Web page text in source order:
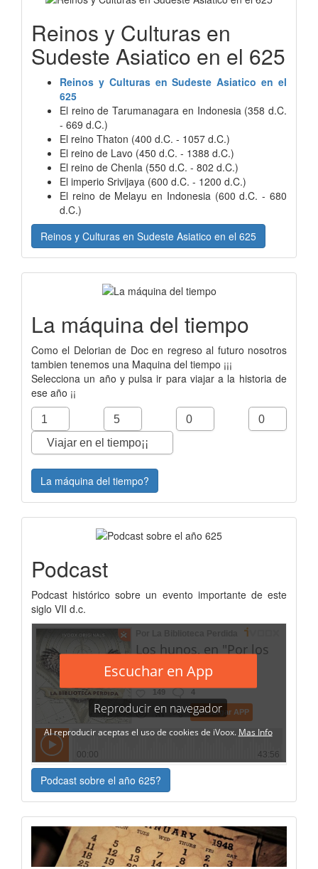
Reinos y Culturas en
Sudeste Asiatico en el 625
Reinos y Culturas en Sudeste Asiatico en el
625
El reino de Tarumanagara en Indonesia (358 d.C.
- 669 d.C.)
El reino Thaton (400 d.C. - 1057 d.C.)
El reino de Lavo (450 d.C. - 1388 d.C.)
El reino de Chenla (550 d.C. - 802 d.C.)
El imperio Srivijaya (600 d.C. - 1200 d.C.)
El reino de Melayu en Indonesia (600 d.C. - 680
d.C.)
Reinos y Culturas en Sudeste Asiatico en el 625
La máquina del tiempo
Como el Delorian de Doc en regreso al futuro nosotros
tambien tenemos una Maquina del tiempo ¡¡¡
Selecciona un año y pulsa ir para viajar a la historia de
ese año ¡¡
La máquina del tiempo?
Podcast
Podcast histórico sobre un evento importante de este
siglo VII d.c.
Podcast sobre el año 625?